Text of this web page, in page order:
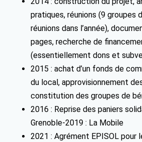
pratiques, réunions (9 groupes
réunions dans l’année),
pages, recherche de
(essentiellement dons et
2015 : achat d’un fonds de
du local, approvisionnement
constitution des groupes de
2016 : Reprise des paniers
Grenoble-2019 : La Mobile
2021 : Agrément EPISOL pour